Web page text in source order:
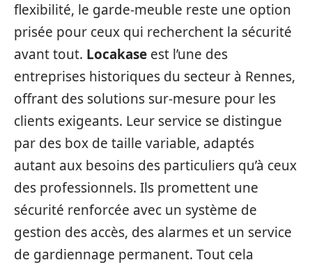
flexibilité, le garde-meuble reste une option
prisée pour ceux qui recherchent la sécurité
avant tout. Locakase est l’une des
entreprises historiques du secteur à Rennes,
offrant des solutions sur-mesure pour les
clients exigeants. Leur service se distingue
par des box de taille variable, adaptés
autant aux besoins des particuliers qu’à ceux
des professionnels. Ils promettent une
sécurité renforcée avec un système de
gestion des accès, des alarmes et un service
de gardiennage permanent. Tout cela